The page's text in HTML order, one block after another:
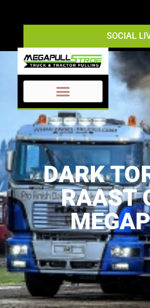
SOCIAL
DARK
RAAST